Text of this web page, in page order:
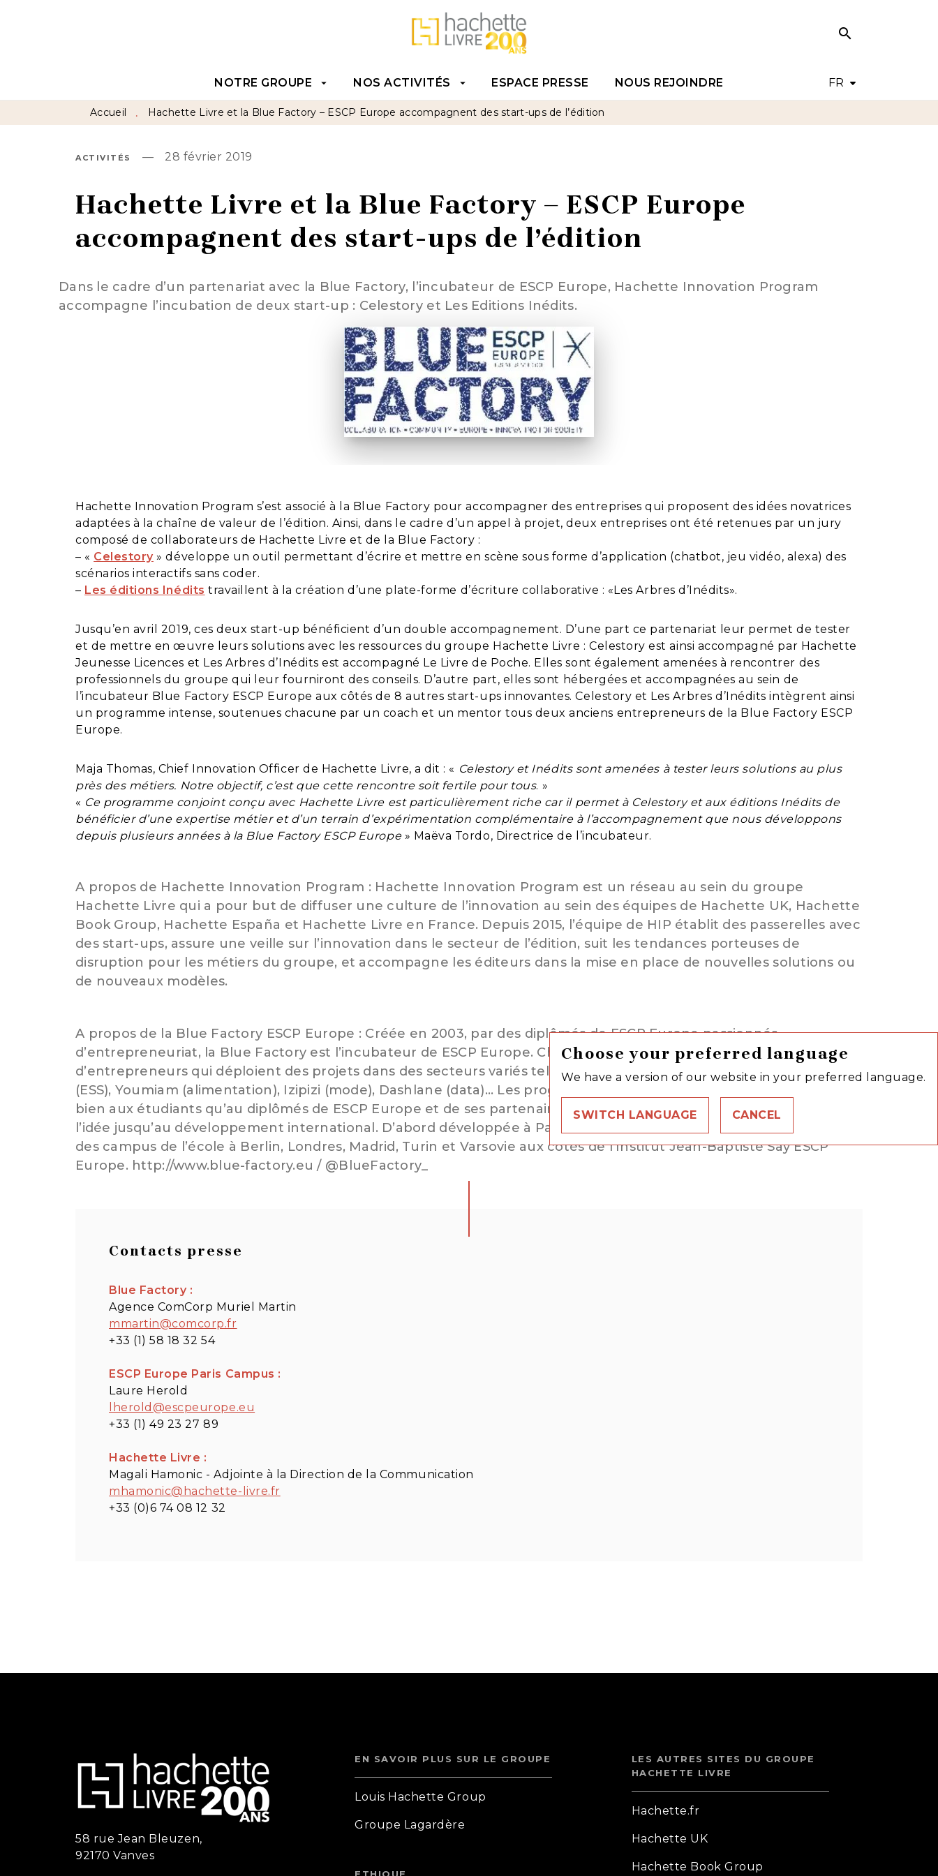
PIED DE PAGE
Choose your preferred language
We have a version of our website in your preferred language.
SWITCH LANGUAGE CANCEL
FR
search
NOTRE GROUPE arrow_drop_down NOS ACTIVITÉS arrow_drop_down ESPACE PRESSE NOUS REJOINDRE
Accueil • Hachette Livre et la Blue Factory – ESCP Europe accompagnent des start-ups de l’édition
ACTIVITÉS — 28 février 2019
Hachette Livre et la Blue Factory – ESCP Europe
accompagnent des start-ups de l’édition
Dans le cadre d’un partenariat avec la Blue Factory, l’incubateur de ESCP Europe, Hachette Innovation Program
accompagne l’incubation de deux start-up : Celestory et Les Editions Inédits.
Hachette Innovation Program s’est associé à la Blue Factory pour accompagner des entreprises qui proposent des idées novatrices
adaptées à la chaîne de valeur de l’édition. Ainsi, dans le cadre d’un appel à projet, deux entreprises ont été retenues par un jury
composé de collaborateurs de Hachette Livre et de la Blue Factory :
– « Celestory » développe un outil permettant d’écrire et mettre en scène sous forme d’application (chatbot, jeu vidéo, alexa) des
scénarios interactifs sans coder.
– Les éditions Inédits travaillent à la création d’une plate-forme d’écriture collaborative : «Les Arbres d’Inédits».
Jusqu’en avril 2019, ces deux start-up bénéficient d’un double accompagnement. D’une part ce partenariat leur permet de tester
et de mettre en œuvre leurs solutions avec les ressources du groupe Hachette Livre : Celestory est ainsi accompagné par Hachette
Jeunesse Licences et Les Arbres d’Inédits est accompagné Le Livre de Poche. Elles sont également amenées à rencontrer des
professionnels du groupe qui leur fourniront des conseils. D’autre part, elles sont hébergées et accompagnées au sein de
l’incubateur Blue Factory ESCP Europe aux côtés de 8 autres start-ups innovantes. Celestory et Les Arbres d’Inédits intègrent ainsi
un programme intense, soutenues chacune par un coach et un mentor tous deux anciens entrepreneurs de la Blue Factory ESCP
Europe.
Maja Thomas, Chief Innovation Officer de Hachette Livre, a dit : « Celestory et Inédits sont amenées à tester leurs solutions au plus
près des métiers. Notre objectif, c’est que cette rencontre soit fertile pour tous. »
« Ce programme conjoint conçu avec Hachette Livre est particulièrement riche car il permet à Celestory et aux éditions Inédits de
bénéficier d’une expertise métier et d’un terrain d’expérimentation complémentaire à l’accompagnement que nous développons
depuis plusieurs années à la Blue Factory ESCP Europe» Maëva Tordo, Directrice de l’incubateur.
A propos de Hachette Innovation Program : Hachette Innovation Program est un réseau au sein du groupe
Hachette Livre qui a pour but de diffuser une culture de l’innovation au sein des équipes de Hachette UK, Hachette
Book Group, Hachette España et Hachette Livre en France. Depuis 2015, l’équipe de HIP établit des passerelles avec
des start-ups, assure une veille sur l’innovation dans le secteur de l’édition, suit les tendances porteuses de
disruption pour les métiers du groupe, et accompagne les éditeurs dans la mise en place de nouvelles solutions ou
de nouveaux modèles.
A propos de la Blue Factory ESCP Europe : Créée en 2003, par des diplômés de ESCP Europe passionnés
d’entrepreneuriat, la Blue Factory est l’incubateur de ESCP Europe. Chaque année elle accompagne des dizaines
d’entrepreneurs qui déploient des projets dans des secteurs variés tels que LiveMentor (éducation), Makesense
(ESS), Youmiam (alimentation), Izipizi (mode), Dashlane (data)… Les programmes de la Blue Factory s’adressent aussi
bien aux étudiants qu’au diplômés de ESCP Europe et de ses partenaires, à chaque étape de leur création depuis
l’idée jusqu’au développement international. D’abord développée à Paris, la Blue Factory se déploie sur l’ensemble
des campus de l’école à Berlin, Londres, Madrid, Turin et Varsovie aux côtés de l’Institut Jean-Baptiste Say ESCP
Europe. http://www.blue-factory.eu / @BlueFactory_
Contacts presse
Blue Factory :
Agence ComCorp Muriel Martin
mmartin@comcorp.fr
+33 (1) 58 18 32 54
ESCP Europe Paris Campus :
Laure Herold
lherold@escpeurope.eu
+33 (1) 49 23 27 89
Hachette Livre :
Magali Hamonic - Adjointe à la Direction de la Communication
mhamonic@hachette-livre.fr
+33 (0)6 74 08 12 32
58 rue Jean Bleuzen,
92170 Vanves
EN SAVOIR PLUS SUR LE GROUPE
Louis Hachette Group
Groupe Lagardère
LES AUTRES SITES DU GROUPE
HACHETTE LIVRE
Hachette.fr
Hachette UK
Hachette Book Group